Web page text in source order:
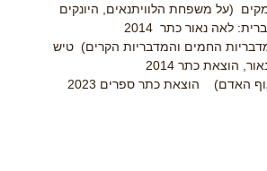
(על משפחת הלוויתנאים, היונקים
לאה נאור כתר 2014
החמים והמדבריות הקרים) טיש
הוצאת כתר 2014
האדם) הוצאת כתר ספרים 2023